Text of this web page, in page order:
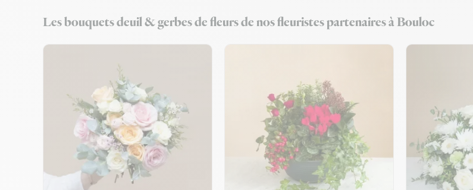
Les bouquets deuil & gerbes de fleurs de nos fleuristes partenaires à Bouloc